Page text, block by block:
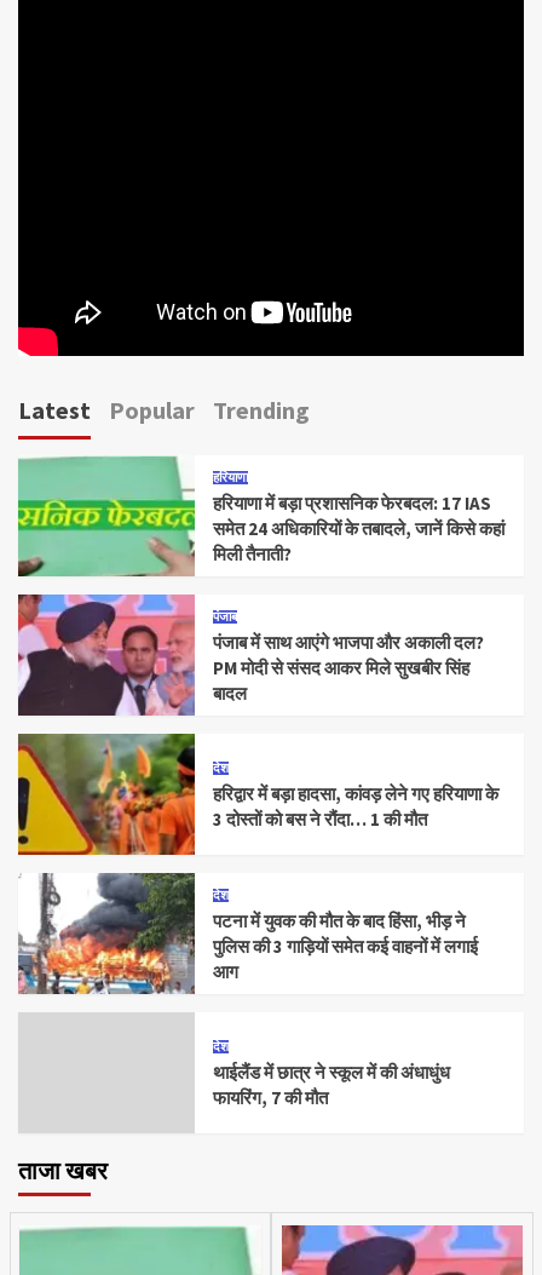
Latest Popular Trending
हरियाणा
हरियाणा में बड़ा प्रशासनिक फेरबदल: 17 IAS
समेत 24 अधिकारियों के तबादले, जानें किसे कहां
मिली तैनाती?
पंजाब
पंजाब में साथ आएंगे भाजपा और अकाली दल?
PM मोदी से संसद आकर मिले सुखबीर सिंह
बादल
देश
हरिद्वार में बड़ा हादसा, कांवड़ लेने गए हरियाणा के
3 दोस्तों को बस ने रौंदा… 1 की मौत
देश
पटना में युवक की मौत के बाद हिंसा, भीड़ ने
पुलिस की 3 गाड़ियों समेत कई वाहनों में लगाई
आग
देश
थाईलैंड में छात्र ने स्कूल में की अंधाधुंध
फायरिंग, 7 की मौत
ताजा खबर